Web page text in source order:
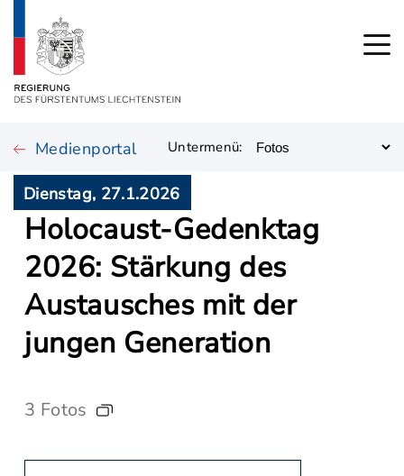
Medienportal Untermenü:
Dienstag, 27.1.2026
Holocaust-Gedenktag
2026: Stärkung des
Austausches mit der
jungen Generation
3 Fotos